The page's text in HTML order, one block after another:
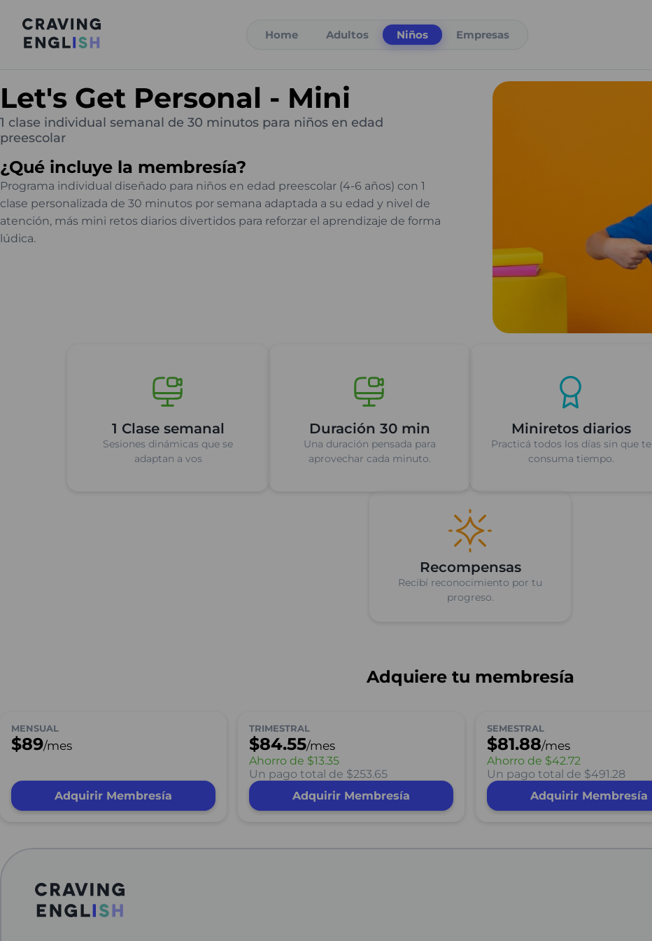
Home Adultos Niños Empresas
Let's Get Personal - Mini
1 clase individual semanal de 30 minutos para niños en edad
preescolar
¿Qué incluye la membresía?
Programa individual diseñado para niños en edad preescolar (4-6 años) con 1
clase personalizada de 30 minutos por semana adaptada a su edad y nivel de
atención, más mini retos diarios divertidos para reforzar el aprendizaje de forma
lúdica.
1 Clase semanal
Sesiones dinámicas que se
adaptan a vos
Duración 30 min
Una duración pensada para
aprovechar cada minuto.
Miniretos diarios
Practicá todos los días sin que te
consuma tiempo.
Recompensas
Recibí reconocimiento por tu
progreso.
Adquiere tu membresía
MENSUAL
$89/mes
Adquirir Membresía
TRIMESTRAL
$84.55/mes
Ahorro de $13.35
Un pago total de $253.65
Adquirir Membresía
SEMESTRAL
$81.88/mes
Ahorro de $42.72
Un pago total de $491.28
Adquirir Membresía